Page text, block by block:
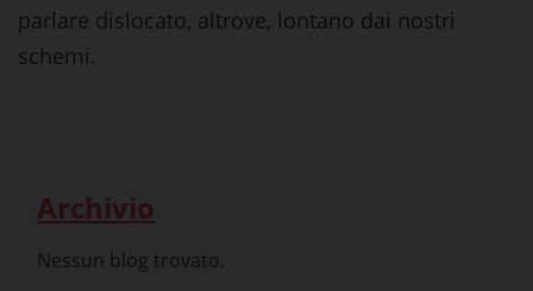
parlare dislocato, altrove, lontano dai nostri
schemi.
Archivio
Nessun blog trovato.